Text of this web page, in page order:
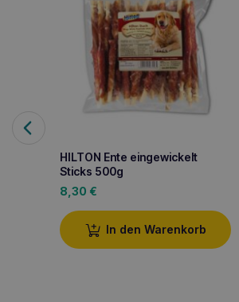
HILTON Ente eingewickelt
Sticks 500g
8,30 €
In den Warenkorb